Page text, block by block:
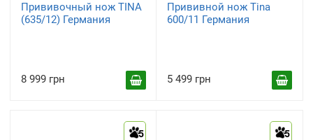
Прививочный нож TINA
(635/12) Германия
8 999 грн
Прививной нож Tina
600/11 Германия
5 499 грн
5 5